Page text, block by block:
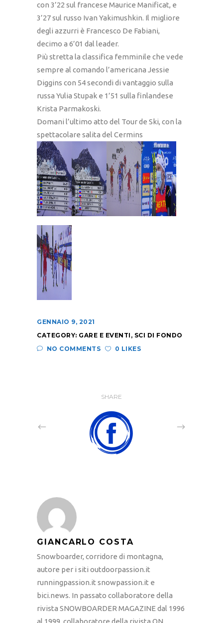
con 3’22 sul francese Maurice Manificat, e
3’27 sul russo Ivan Yakimushkin. Il migliore
degli azzurri è Francesco De Fabiani,
decimo a 6’01 dal leader.
Più stretta la classifica femminile che vede
sempre al comando l’americana Jessie
Diggins con 54 secondi di vantaggio sulla
russa Yulia Stupak e 1’51 sulla finlandese
Krista Parmakoski.
Domani l’ultimo atto del Tour de Ski, con la
spettacolare salita del Cermins
GENNAIO 9, 2021
CATEGORY: GARE E EVENTI , SCI DI FONDO
NO COMMENTS
0 LIKES
SHARE
GIANCARLO COSTA
Snowboarder, corridore di montagna,
autore per i siti outdoorpassion.it
runningpassion.it snowpassion.it e
bici.news. In passato collaboratore della
rivista SNOWBOARDER MAGAZINE dal 1996